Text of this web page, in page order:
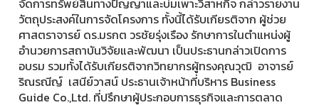
จัดการทรัพย์สินทางปัญญาและบ่มเพาะวิสาหกิจ กล่าวรายงาน
วัตถุประสงค์ในการจัดโครงการ ทั้งนี้ได้รับเกียรติจาก ผู้ช่วย
ศาสตราจารย์ ดร.มรกต วรชัยรุ่งเรือง รักษาการในตำแหน่งผู้
อำนวยการสถาบันวิจัยและพัฒนา เป็นประธานกล่าวเปิดการ
อบรม รวมทั้งได้รับเกียรติจากวิทยากรผู้ทรงคุณวุฒิ อาจารย์
ริณรณีญ์ เสนีย์วาสน์ ประธานเจ้าหน้าที่บริหาร Business
Guide Co.,Ltd. ที่ปรึกษาผู้ประกอบการธุรกิจและการตลาด